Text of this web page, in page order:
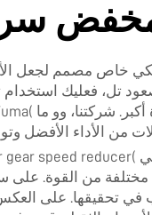
مصمم لجعل
تل، فعليك
من الأداء الأفضل
من القوة.
في تحقيقها. على